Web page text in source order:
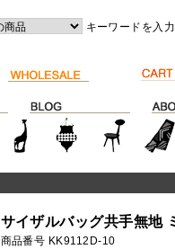
キーワードを入力
サイザルバッグ共手無地
商品番号 KK9112D-10